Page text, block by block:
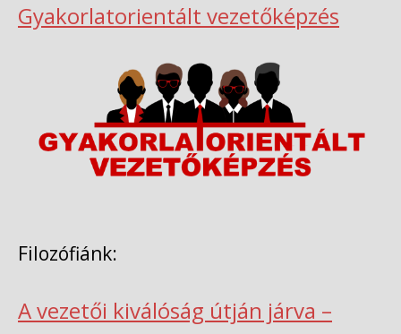
Gyakorlatorientált vezetőképzés
Filozófiánk:
A vezetői kiválóság útján járva –